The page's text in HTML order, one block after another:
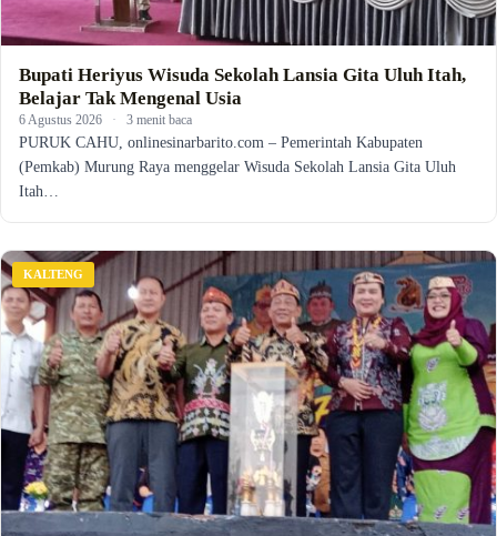
Bupati Heriyus Wisuda Sekolah Lansia Gita Uluh Itah,
Belajar Tak Mengenal Usia
6 Agustus 2026 · 3 menit baca
PURUK CAHU, onlinesinarbarito.com – Pemerintah Kabupaten
(Pemkab) Murung Raya menggelar Wisuda Sekolah Lansia Gita Uluh
Itah…
KALTENG